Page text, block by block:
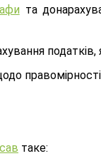
та
таке: